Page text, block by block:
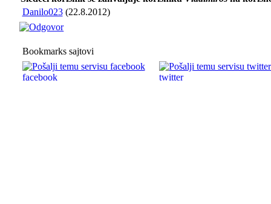
Danilo023(22.8.2012)
Bookmarks sajtovi
facebook twitter